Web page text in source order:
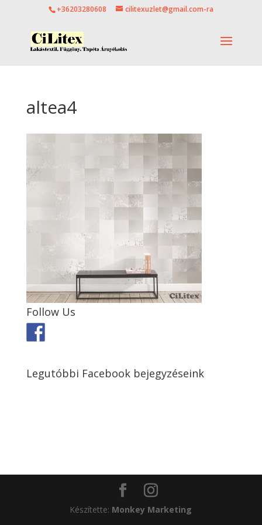
+36203280608 cilitexuzlet@gmail.com-ra
altea4
Follow Us
Legutóbbi Facebook bejegyzéseink
Készítette: Monkey Marketing